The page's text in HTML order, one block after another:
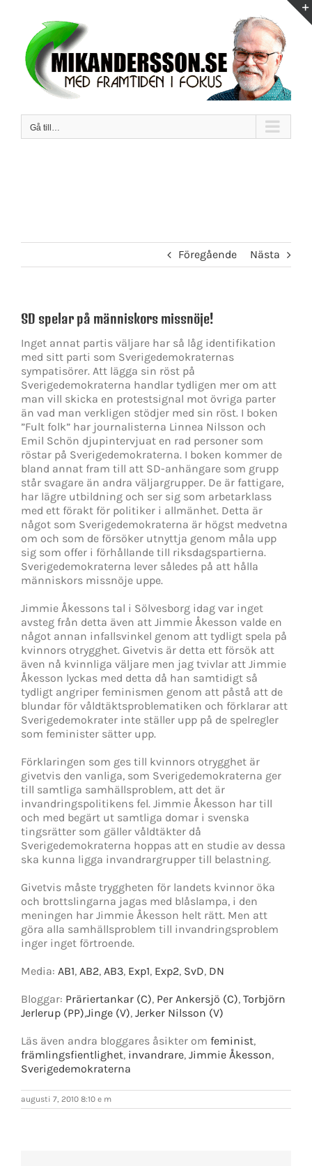
innehållet
Gå till…
Föregående Nästa
SD spelar på människors missnöje!
Inget annat partis väljare har så låg identifikation
med sitt parti som Sverigedemokraternas
sympatisörer. Att lägga sin röst på
Sverigedemokraterna handlar tydligen mer om att
man vill skicka en protestsignal mot övriga parter
än vad man verkligen stödjer med sin röst. I boken
”Fult folk” har journalisterna Linnea Nilsson och
Emil Schön djupintervjuat en rad personer som
röstar på Sverigedemokraterna. I boken kommer de
bland annat fram till att SD-anhängare som grupp
står svagare än andra väljargrupper. De är fattigare,
har lägre utbildning och ser sig som arbetarklass
med ett förakt för politiker i allmänhet. Detta är
något som Sverigedemokraterna är högst medvetna
om och som de försöker utnyttja genom måla upp
sig som offer i förhållande till riksdagspartierna.
Sverigedemokraterna lever således på att hålla
människors missnöje uppe.
Jimmie Åkessons tal i Sölvesborg idag var inget
avsteg från detta även att Jimmie Åkesson valde en
något annan infallsvinkel genom att tydligt spela på
kvinnors otrygghet. Givetvis är detta ett försök att
även nå kvinnliga väljare men jag tvivlar att Jimmie
Åkesson lyckas med detta då han samtidigt så
tydligt angriper feminismen genom att påstå att de
blundar för våldtäktsproblematiken och förklarar att
Sverigedemokrater inte ställer upp på de spelregler
som feminister sätter upp.
Förklaringen som ges till kvinnors otrygghet är
givetvis den vanliga, som Sverigedemokraterna ger
till samtliga samhällsproblem, att det är
invandringspolitikens fel. Jimmie Åkesson har till
och med begärt ut samtliga domar i svenska
tingsrätter som gäller våldtäkter då
Sverigedemokraterna hoppas att en studie av dessa
ska kunna ligga invandrargrupper till belastning.
Givetvis måste tryggheten för landets kvinnor öka
och brottslingarna jagas med blåslampa, i den
meningen har Jimmie Åkesson helt rätt. Men att
göra alla samhällsproblem till invandringsproblem
inger inget förtroende.
Media: AB1, AB2, AB3, Exp1, Exp2, SvD, DN
Bloggar: Präriertankar (C), Per Ankersjö (C), Torbjörn
Jerlerup (PP),Jinge (V), Jerker Nilsson (V)
Läs även andra bloggares åsikter om feminist,
främlingsfientlighet, invandrare, Jimmie Åkesson,
Sverigedemokraterna
augusti 7, 2010 8:10 e m